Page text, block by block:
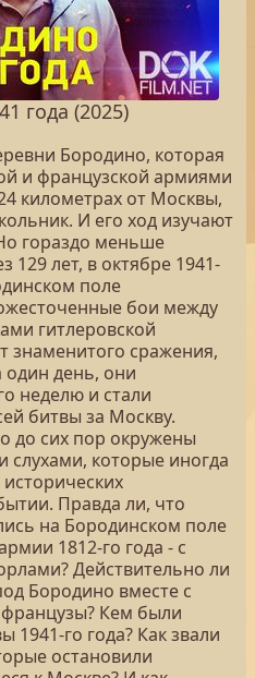
года (2025)
Бородино, которая
и французской армиями
километрах от Москвы,
И его ход изучают
гораздо меньше
129 лет, в октябре 1941-
поле
бои между
гитлеровской
знаменитого сражения,
один день, они
неделю и стали
битвы за Москву.
до сих пор окружены
которые иногда
Правда ли, что
на Бородинском поле
1812-го года - с
Действительно ли
Бородино вместе с
Кем были
1941-го года? Как звали
остановили